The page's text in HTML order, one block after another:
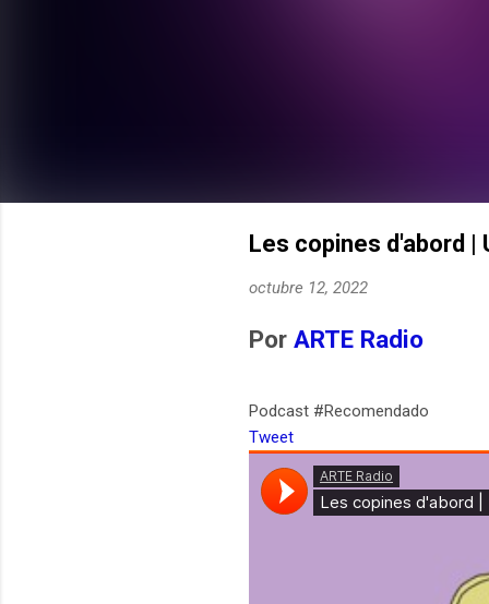
Les copines d'abord |
octubre 12, 2022
Por ARTE Radio
Podcast #Recomendado
Tweet